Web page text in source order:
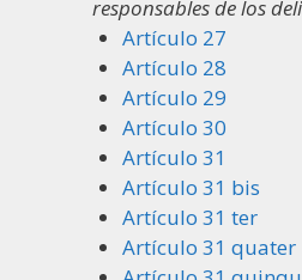
responsables de los
Artículo 27
Artículo 28
Artículo 29
Artículo 30
Artículo 31
Artículo 31 bis
Artículo 31 ter
Artículo 31 quater